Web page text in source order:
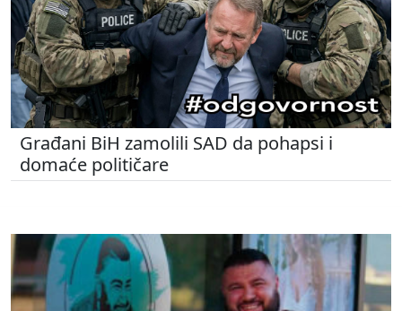
Građani BiH zamolili SAD da pohapsi i
domaće političare